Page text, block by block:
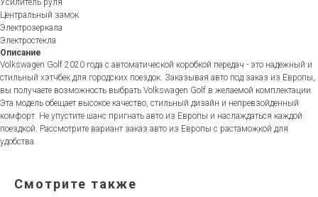
Усилитель руля
Центральный замок
Электрозеркала
Электростекла
Описание
Volkswagen Golf 2020 года с автоматической коробкой передач - это надежный и
стильный хэтчбек для городских поездок. Заказывая авто под заказ из Европы,
вы получаете возможность выбрать Volkswagen Golf в желаемой комплектации.
Эта модель обещает высокое качество, стильный дизайн и непревзойденный
комфорт. Не упустите шанс пригнать авто из Европы и наслаждаться каждой
поездкой. Рассмотрите вариант заказ авто из Европы с растаможкой для
удобства.
Смотрите также